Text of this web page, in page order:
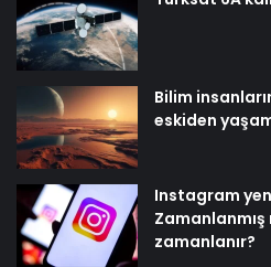
Bilim
eskiden
Instagram
zamanlanır?